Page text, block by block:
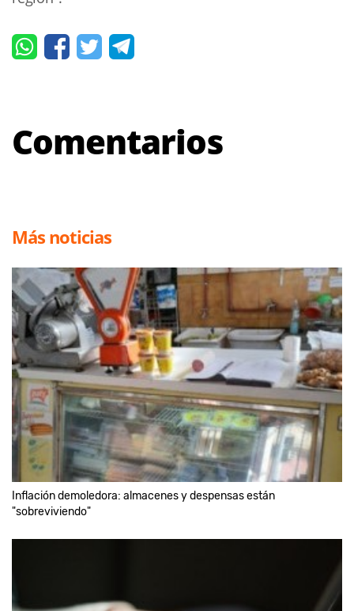
Comentarios
Más noticias
Inflación demoledora: almacenes y despensas están
"sobreviviendo"